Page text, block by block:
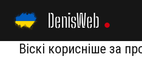
content
DenisWeb
Віскі корисніше за